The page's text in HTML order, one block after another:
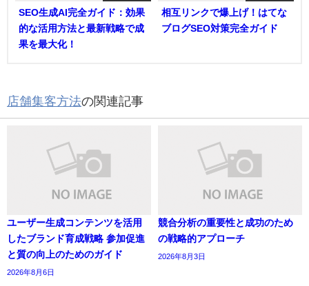
SEO生成AI完全ガイド：効果
的な活用方法と最新戦略で成
果を最大化！
相互リンクで爆上げ！はてな
ブログSEO対策完全ガイド
店舗集客方法の関連記事
ユーザー生成コンテンツを活用
したブランド育成戦略 参加促進
と質の向上のためのガイド
2026年8月6日
競合分析の重要性と成功のため
の戦略的アプローチ
2026年8月3日